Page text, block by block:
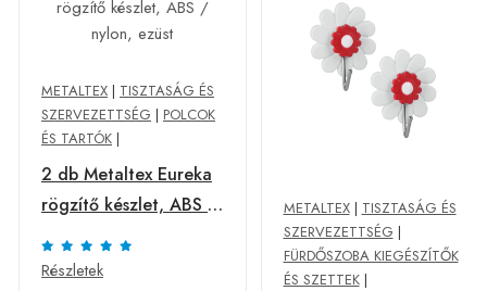
METALTEX | TISZTASÁG ÉS
SZERVEZETTSÉG | POLCOK
ÉS TARTÓK |
2 db Metaltex Eureka
rögzítő készlet, ABS /
nylon, ezüst
Részletek
METALTEX| TISZTASÁG ÉS
SZERVEZETTSÉG |
FÜRDŐSZOBA KIEGÉSZÍTŐK
ÉS SZETTEK|